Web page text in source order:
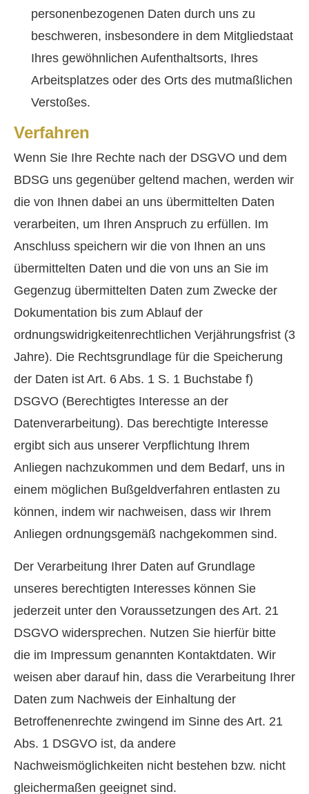
personenbezogenen Daten durch uns zu
beschweren, insbesondere in dem Mitgliedstaat
Ihres gewöhnlichen Aufenthaltsorts, Ihres
Arbeitsplatzes oder des Orts des mutmaßlichen
Verstoßes.
Verfahren
Wenn Sie Ihre Rechte nach der DSGVO und dem
BDSG uns gegenüber geltend machen, werden wir
die von Ihnen dabei an uns übermittelten Daten
verarbeiten, um Ihren Anspruch zu erfüllen. Im
Anschluss speichern wir die von Ihnen an uns
übermittelten Daten und die von uns an Sie im
Gegenzug übermittelten Daten zum Zwecke der
Dokumentation bis zum Ablauf der
ordnungswidrigkeitenrechtlichen Verjährungsfrist (3
Jahre). Die Rechtsgrundlage für die Speicherung
der Daten ist Art. 6 Abs. 1 S. 1 Buchstabe f)
DSGVO (Berechtigtes Interesse an der
Datenverarbeitung). Das berechtigte Interesse
ergibt sich aus unserer Verpflichtung Ihrem
Anliegen nachzukommen und dem Bedarf, uns in
einem möglichen Bußgeldverfahren entlasten zu
können, indem wir nachweisen, dass wir Ihrem
Anliegen ordnungsgemäß nachgekommen sind.
Der Verarbeitung Ihrer Daten auf Grundlage
unseres berechtigten Interesses können Sie
jederzeit unter den Voraussetzungen des Art. 21
DSGVO widersprechen. Nutzen Sie hierfür bitte
die im Impressum genannten Kontaktdaten. Wir
weisen aber darauf hin, dass die Verarbeitung Ihrer
Daten zum Nachweis der Einhaltung der
Betroffenenrechte zwingend im Sinne des Art. 21
Abs. 1 DSGVO ist, da andere
Nachweismöglichkeiten nicht bestehen bzw. nicht
gleichermaßen geeignet sind.